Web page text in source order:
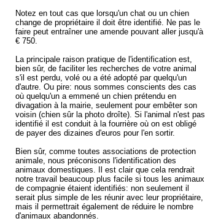
Notez en tout cas que lorsqu'un chat ou un chien
change de propriétaire il doit être identifié. Ne pas le
faire peut entraîner une amende pouvant aller jusqu'à
€ 750.
La principale raison pratique de l'identification est,
bien sûr, de faciliter les recherches de votre animal
s'il est perdu, volé ou a été adopté par quelqu'un
d'autre. Ou pire: nous sommes conscients des cas
où quelqu'un a emmené un chien prétendu en
divagation à la mairie, seulement pour embêter son
voisin (chien sûr la photo droîte). Si l'animal n'est pas
identifié il est conduit à la fourrière où on est obligé
de payer des dizaines d'euros pour l'en sortir.
Bien sûr, comme toutes associations de protection
animale, nous préconisons l'identification des
animaux domestiques. Il est clair que cela rendrait
notre travail beaucoup plus facile si tous les animaux
de compagnie étaient identifiés: non seulement il
serait plus simple de les réunir avec leur propriétaire,
mais il permettrait également de réduire le nombre
d'animaux abandonnés.